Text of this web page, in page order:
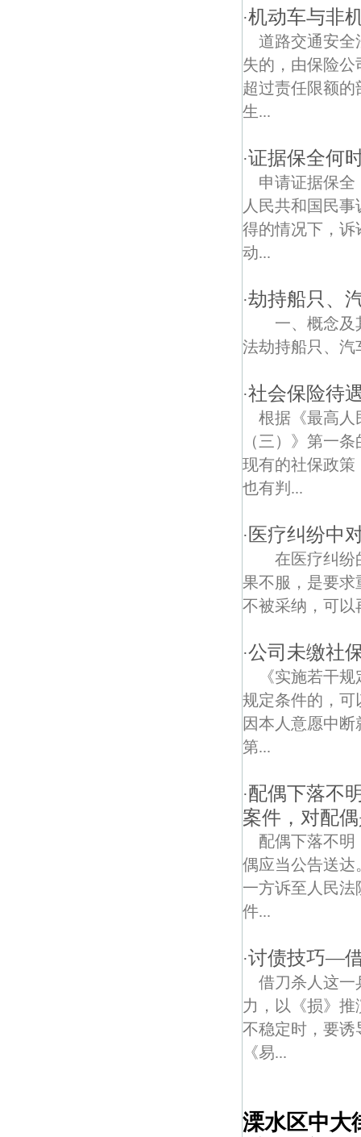
·机动车与非
道路交通安全
失的，由保险
超过责任限额
生...
·证据保全何
申请证据保
人民共和国民
得的情况下，诉
动...
·劫持船只、
一、概念及
法劫持船只、
·社会保险待
根据《最高人
（三）》第一
现有的社保政策
也有判...
· 医疗纠纷中
在医疗纠纷
果不服，是要求
不被采纳，可以
·公司未缴社
《实施若干
规定条件的，可
因本人意愿中
第...
·配偶下落不
案件，对配
配偶下落不
偶应当公告送达
一方诉至人民
件...
·讨债技巧—
借刀杀人这一
力，以《损》
不稳定时，要诱
《易...
溧水区中大